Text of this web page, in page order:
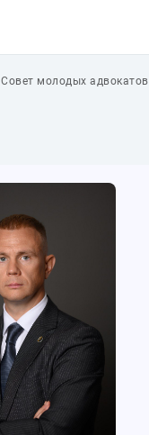
Совет молодых адвокатов